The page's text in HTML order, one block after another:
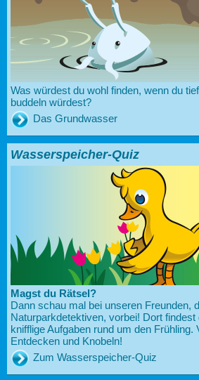
Was würdest du wohl finden, wenn du
buddeln würdest?
Das Grundwasser
Wasserspeicher-Quiz
Magst du Rätsel?
Dann schau mal bei unseren Freunden,
Naturparkdetektiven, vorbei! Dort findest
knifflige Aufgaben rund um den Frühling.
Entdecken und Knobeln!
Zum Wasserspeicher-Quiz